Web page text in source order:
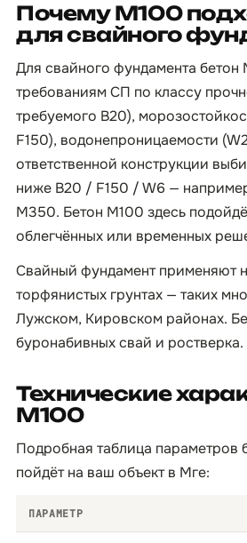
Почему М100
для свайного
Для свайного фундамента бетон
требованиям СП по классу
требуемого B20),
F150), водонепроницаемости
ответственной конструкции
ниже B20 / F150 / W6 —
М350. Бетон М100 здесь
облегчённых или временных
Свайный фундамент применяют
торфянистых грунтах — таких
Лужском, Кировском районах.
буронабивных свай и ростверка.
Технические
М100
Подробная таблица параметров
пойдёт на ваш объект в Мге:
ПАРАМЕТР